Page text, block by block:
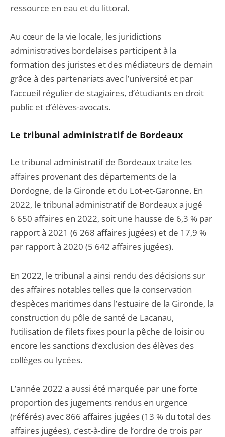
ressource en eau et du littoral.
Au cœur de la vie locale, les juridictions
administratives bordelaises participent à la
formation des juristes et des médiateurs de demain
grâce à des partenariats avec l’université et par
l’accueil régulier de stagiaires, d’étudiants en droit
public et d’élèves-avocats.
Le tribunal administratif de Bordeaux
Le tribunal administratif de Bordeaux traite les
affaires provenant des départements de la
Dordogne, de la Gironde et du Lot-et-Garonne. En
2022, le tribunal administratif de Bordeaux a jugé
6 650 affaires en 2022, soit une hausse de 6,3 % par
rapport à 2021 (6 268 affaires jugées) et de 17,9 %
par rapport à 2020 (5 642 affaires jugées).
En 2022, le tribunal a ainsi rendu des décisions sur
des affaires notables telles que la conservation
d’espèces maritimes dans l’estuaire de la Gironde, la
construction du pôle de santé de Lacanau,
l’utilisation de filets fixes pour la pêche de loisir ou
encore les sanctions d’exclusion des élèves des
collèges ou lycées.
L’année 2022 a aussi été marquée par une forte
proportion des jugements rendus en urgence
(référés) avec 866 affaires jugées (13 % du total des
affaires jugées), c’est-à-dire de l’ordre de trois par